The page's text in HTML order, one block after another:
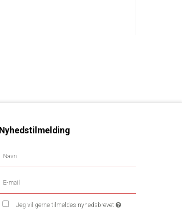
Nyhedstilmelding
Jeg vil gerne tilmeldes nyhedsbrevet